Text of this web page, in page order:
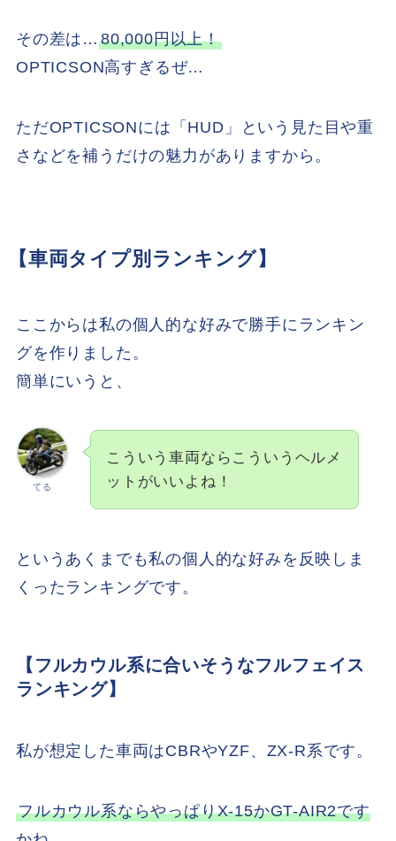
その差は… 80,000円以上！
OPTICSON高すぎるぜ…
ただOPTICSONには「HUD」という見た目や重
さなどを補うだけの魅力がありますから。
【車両タイプ別ランキング】
ここからは私の個人的な好みで勝手にランキン
グを作りました。
簡単にいうと、
てる
こういう車両ならこういうヘルメ
ットがいいよね！
というあくまでも私の個人的な好みを反映しま
くったランキングです。
【フルカウル系に合いそうなフルフェイス
ランキング】
私が想定した車両はCBRやYZF、ZX-R系です。
フルカウル系ならやっぱりX-15かGT-AIR2です